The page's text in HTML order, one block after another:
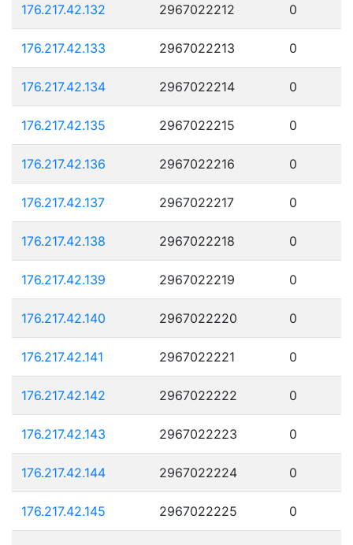
176.217.42.132 2967022212 0
176.217.42.133 2967022213 0
176.217.42.134 2967022214 0
176.217.42.135 2967022215 0
176.217.42.136 2967022216 0
176.217.42.137 2967022217 0
176.217.42.138 2967022218 0
176.217.42.139 2967022219 0
176.217.42.140 2967022220 0
176.217.42.141 2967022221 0
176.217.42.142 2967022222 0
176.217.42.143 2967022223 0
176.217.42.144 2967022224 0
176.217.42.145 2967022225 0